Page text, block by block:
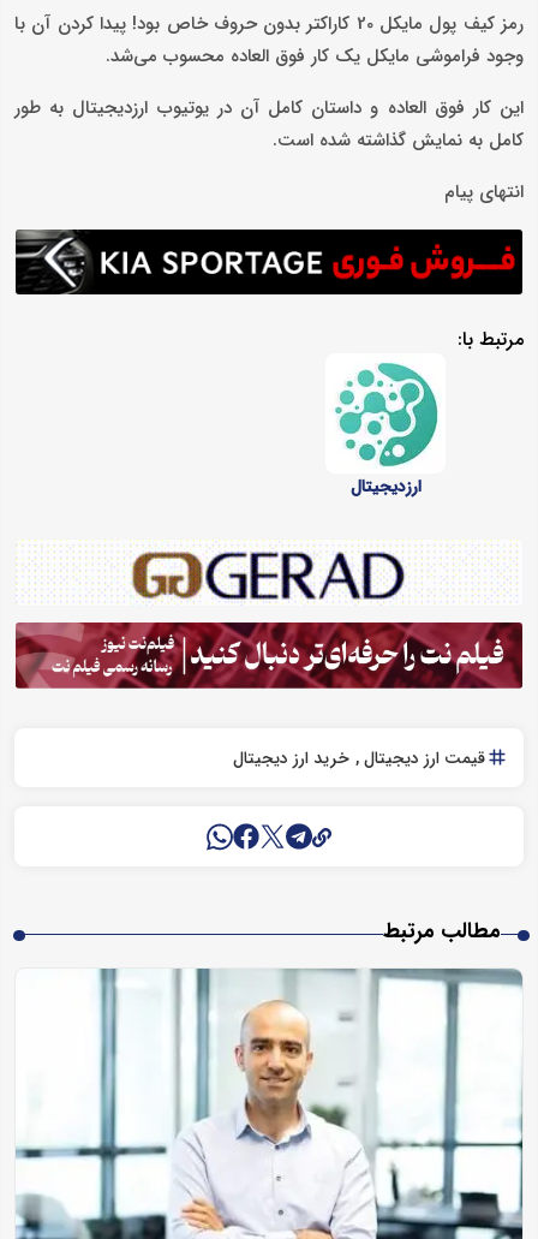
رمز کیف پول مایکل 20 کاراکتر بدون حروف خاص بود! پیدا کردن آن با
وجود فراموشی مایکل یک کار فوق العاده محسوب می‌شد.
این کار فوق العاده و داستان کامل آن در یوتیوب ارزدیجیتال به طور
کامل به نمایش گذاشته شده است.
انتهای پیام
مرتبط با:
ارزدیجیتال
قیمت ارز دیجیتال خرید ارز دیجیتال
مطالب مرتبط